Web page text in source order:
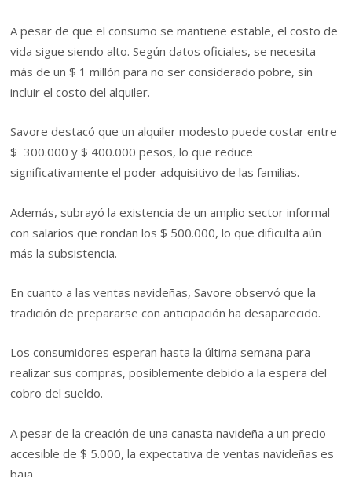
A pesar de que el consumo se mantiene estable, el costo de
vida sigue siendo alto. Según datos oficiales, se necesita
más de un $ 1 millón para no ser considerado pobre, sin
incluir el costo del alquiler.
Savore destacó que un alquiler modesto puede costar entre
$ 300.000 y $ 400.000 pesos, lo que reduce
significativamente el poder adquisitivo de las familias.
Además, subrayó la existencia de un amplio sector informal
con salarios que rondan los $ 500.000, lo que dificulta aún
más la subsistencia.
En cuanto a las ventas navideñas, Savore observó que la
tradición de prepararse con anticipación ha desaparecido.
Los consumidores esperan hasta la última semana para
realizar sus compras, posiblemente debido a la espera del
cobro del sueldo.
A pesar de la creación de una canasta navideña a un precio
accesible de $ 5.000, la expectativa de ventas navideñas es
baja.